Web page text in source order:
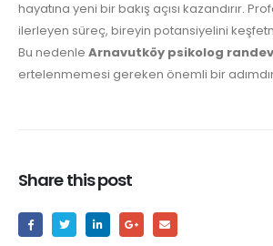
hayatına yeni bir bakış açısı kazandırır.
ilerleyen süreç, bireyin potansiyelini
Bu nedenle Arnavutköy psikolog
ertelenmemesi gereken önemli bir
Share this post